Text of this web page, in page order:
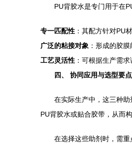
PU背胶水是专门用于在
专一匹配性 ：其配方针对PU
广泛的粘接对象 ：形成的胶
工艺灵活性 ：可根据生产需
四、 协同应用与选型要点
在实际生产中，这三种
PU背胶水或贴合胶带，从而
在选择这些助剂时，需重